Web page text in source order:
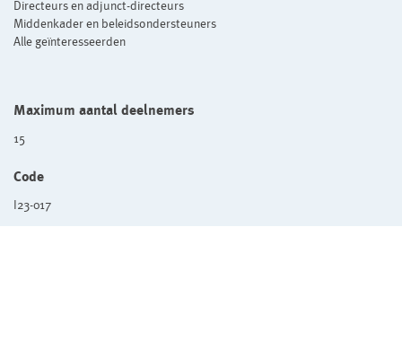
Directeurs en adjunct-directeurs
Middenkader en beleidsondersteuners
Alle geïnteresseerden
Maximum aantal deelnemers
15
Code
I23-017